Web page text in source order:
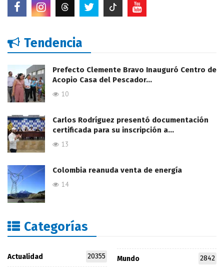
Tendencia
Prefecto Clemente Bravo Inauguró Centro de
Acopio Casa del Pescador…
10
Carlos Rodríguez presentó documentación
certificada para su inscripción a…
13
Colombia reanuda venta de energía
14
Categorías
Actualidad 20355 Mundo 2842